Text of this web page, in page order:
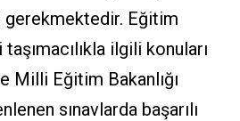
gerekmektedir. Eğitim
ilgili konuları
Milli Eğitim Bakanlığı
sınavlarda başarılı